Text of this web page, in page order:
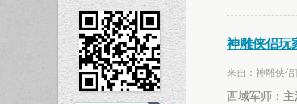
神雕侠侣玩
来自：神雕侠
西域军师：